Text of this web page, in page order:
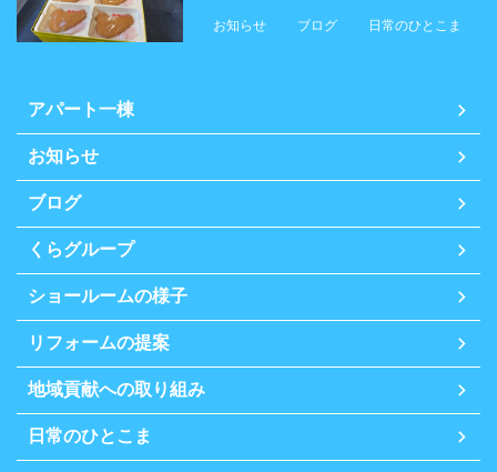
お知らせ ブログ 日常のひとこま
アパート一棟
お知らせ
ブログ
くらグループ
ショールームの様子
リフォームの提案
地域貢献への取り組み
日常のひとこま